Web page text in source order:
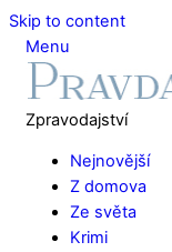
Skip to content
Menu
Zpravodajství
Nejnovější
Z domova
Ze světa
Krimi